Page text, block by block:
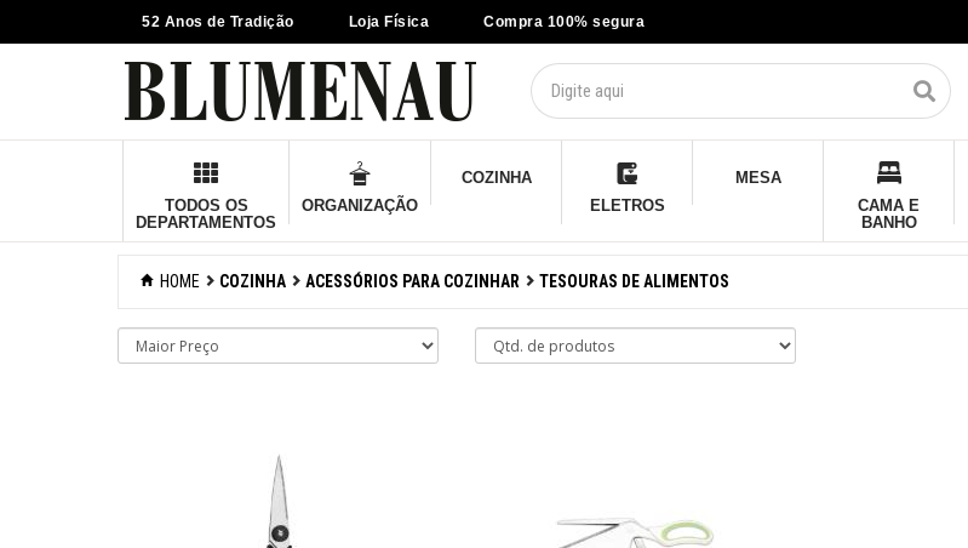
52 Anos de Tradição Loja Física Compra 100% segura
×
Organização
Acessórios para
confeitaria
Acessórios para
TODOS OS
DEPARTAMENTOS
ORGANIZAÇÃO
COZINHA
ELETROS
MESA
CAMA E
BANHO
HOME COZINHA ACESSÓRIOS PARA COZINHAR TESOURAS DE ALIMENTOS